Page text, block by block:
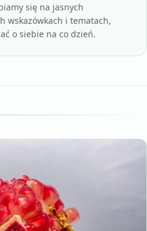
się na jasnych
wskazówkach i tematach,
o siebie na co dzień.